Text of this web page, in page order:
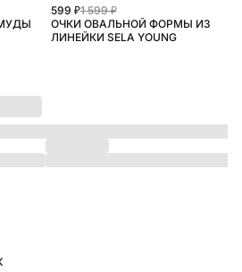
599 ₽1 599 ₽
ОЧКИ ОВАЛЬНОЙ ФОРМЫ ИЗ
ЛИНЕЙКИ SELA YOUNG